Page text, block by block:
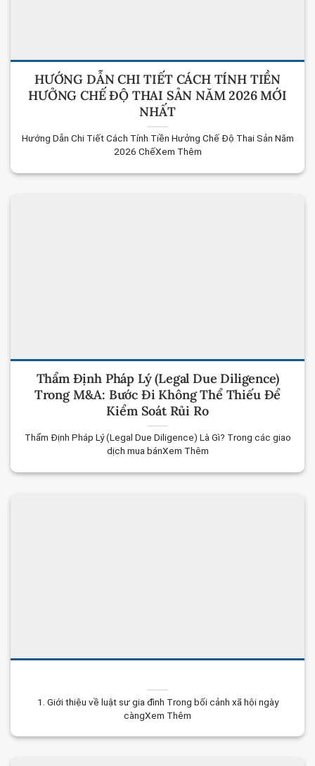
HƯỚNG DẪN CHI TIẾT CÁCH TÍNH TIỀN
HƯỞNG CHẾ ĐỘ THAI SẢN NĂM 2026 MỚI
NHẤT
Hướng Dẫn Chi Tiết Cách Tính Tiền Hưởng Chế Độ Thai Sản Năm
2026 ChếXem Thêm
Thẩm Định Pháp Lý (Legal Due Diligence)
Trong M&A: Bước Đi Không Thể Thiếu Để
Kiểm Soát Rủi Ro
Thẩm Định Pháp Lý (Legal Due Diligence) Là Gì? Trong các giao
dịch mua bánXem Thêm
1. Giới thiệu về luật sư gia đình Trong bối cảnh xã hội ngày
càngXem Thêm